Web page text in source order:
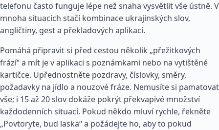
telefonu často funguje lépe než snaha vysvětlit vše ústně. V
mnoha situacích stačí kombinace ukrajinských slov,
angličtiny, gest a překladových aplikací.
Pomáhá připravit si před cestou několik „přežitkových
frází“ a mít je v aplikaci s poznámkami nebo na vytištěné
kartičce. Upřednostněte pozdravy, číslovky, směry,
požadavky na jídlo a nouzové fráze. Nemusíte si pamatovat
vše; i 15 až 20 slov dokáže pokrýt překvapivé množství
každodenních situací. Pokud někdo mluví rychle, řekněte
„Povtoryte, bud laska“ a požádejte ho, aby to pokud